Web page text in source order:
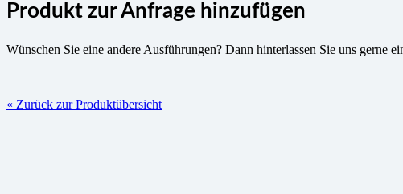
Produkt zur Anfrage hinzufügen
Wünschen Sie eine andere Ausführungen? Dann hinterlassen Sie uns gerne
« Zurück zur Produktübersicht